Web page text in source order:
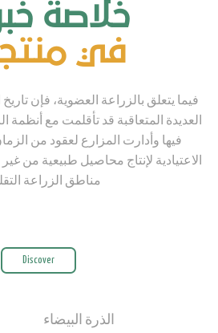
خلاصة
في
فيما يتعلق بالزراعة العضوية، فإن
العديدة المتعاقبة قد تأقلمت مع أنظمة
فيها وأدارت المزارع لعقود من
الاعتيادية لإنتاج محاصيل طبيعية من
مناطق الزراعة
Discover